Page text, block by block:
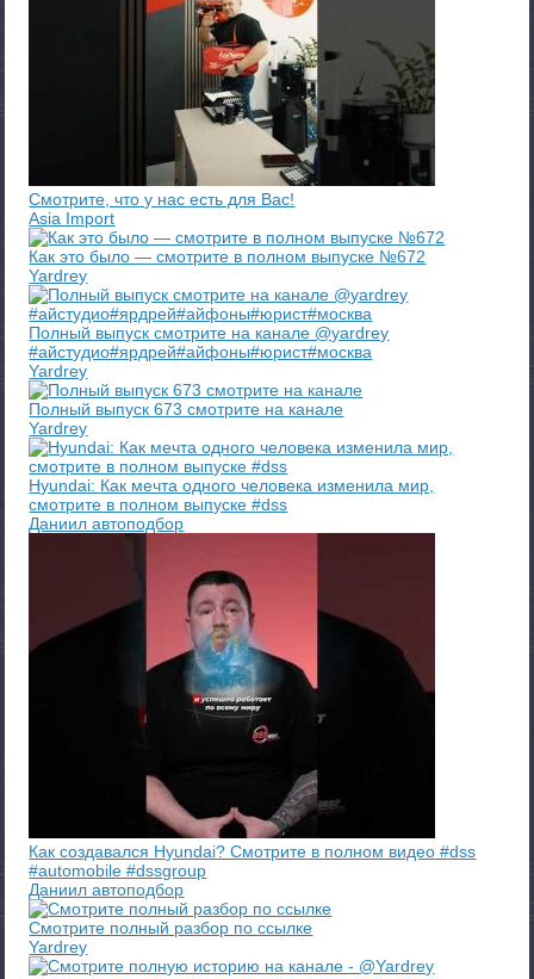
Смотрите, что у нас есть для Вас!
Asia Import
Как это было — смотрите в полном выпуске №672
Yardrey
Полный выпуск смотрите на канале @yardrey
#айстудио#ярдрей#айфоны#юрист#москва
Yardrey
Полный выпуск 673 смотрите на канале
Yardrey
Hyundai: Как мечта одного человека изменила мир,
смотрите в полном выпуске #dss
Даниил автоподбор
Как создавался Hyundai? Смотрите в полном видео #dss
#automobile #dssgroup
Даниил автоподбор
Смотрите полный разбор по ссылке
Yardrey